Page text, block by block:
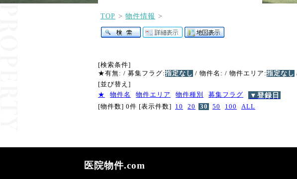
TOP 物件情報
[検索条件]
★有無: / 募集フラグ:指定なし / 物件名: / 物件エリア:指定なし
[並び替え]
★
物件名 物件エリア 物件種別 募集フラグ ▼登録日
[物件数] 0件 [表示件数] 10 20 30 50 100 ALL
医院物件.com